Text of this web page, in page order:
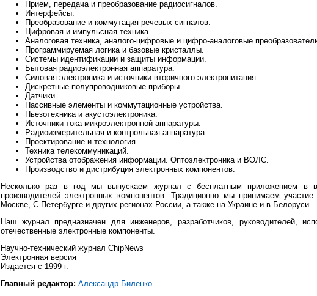
Прием, передача и преобразование радиосигналов.
Интерфейсы.
Преобразование и коммутация речевых сигналов.
Цифровая и импульсная техника.
Аналоговая техника, аналого-цифровые и цифро-аналоговые
Программируемая логика и базовые кристаллы.
Системы идентификации и защиты информации.
Бытовая радиоэлектронная аппаратура.
Силовая электроника и источники вторичного электропитания.
Дискретные полупроводниковые приборы.
Датчики.
Пассивные элементы и коммутационные устройства.
Пьезотехника и акустоэлектроника.
Источники тока микроэлектронной аппаратуры.
Радиоизмерительная и контрольная аппаратура.
Проектирование и технология.
Техника телекоммуникаций.
Устройства отображения информации. Оптоэлектроника и ВОЛС.
Производство и дистрибуция электронных компонентов.
Несколько раз в год мы выпускаем журнал с бесплатным приложением в
производителей электронных компонентов. Традиционно мы принимаем
Москве, С.Петербурге и других регионах России, а также на Украине и в Белоруси.
Наш журнал предназначен для инженеров, разработчиков, руководителей,
отечественные электронные компоненты.
Научно-технический журнал ChipNews
Электронная версия
Издается с 1999 г.
Главный редактор: Александр Биленко